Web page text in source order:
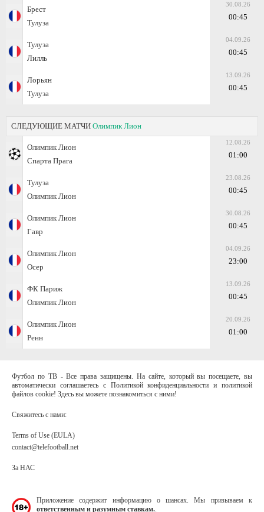
Брест
Тулуза
30.08.26
00:45
Тулуза
Лилль
04.09.26
00:45
Лорьян
Тулуза
13.09.26
00:45
СЛЕДУЮЩИЕ МАТЧИ Олимпик Лион
Олимпик Лион
Спарта Прага
12.08.26
01:00
Тулуза
Олимпик Лион
23.08.26
00:45
Олимпик Лион
Гавр
30.08.26
00:45
Олимпик Лион
Осер
04.09.26
23:00
ФК Париж
Олимпик Лион
13.09.26
00:45
Олимпик Лион
Ренн
20.09.26
01:00
Футбол по ТВ - Все права защищены. На сайте, который вы посещаете, вы
автоматически соглашаетесь с Политикой конфиденциальности и политикой
файлов cookie! Здесь вы можете познакомиться с ними!
Свяжитесь с нами:
Terms of Use (EULA)
contact@telefootball.net
За НАС
Приложение содержит информацию о шансах. Мы призываем к
ответственным и разумным ставкам.